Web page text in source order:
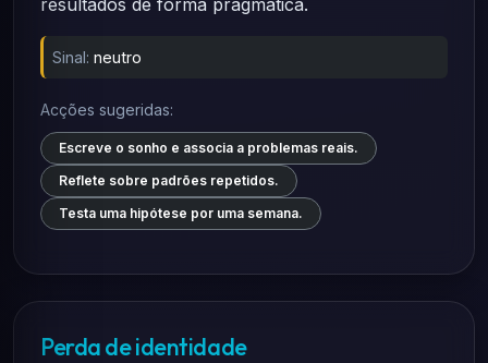
resultados de forma pragmática.
Sinal: neutro
Acções sugeridas:
Escreve o sonho e associa a problemas reais.
Reflete sobre padrões repetidos.
Testa uma hipótese por uma semana.
Perda de identidade